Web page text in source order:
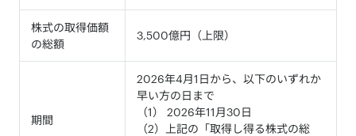
株式の取得価額
の総額
3,500億円（上限）
期間
2026年4月1日から、以下のいずれか
早い方の日まで
（1） 2026年11月30日
（2）上記の「取得し得る株式の総